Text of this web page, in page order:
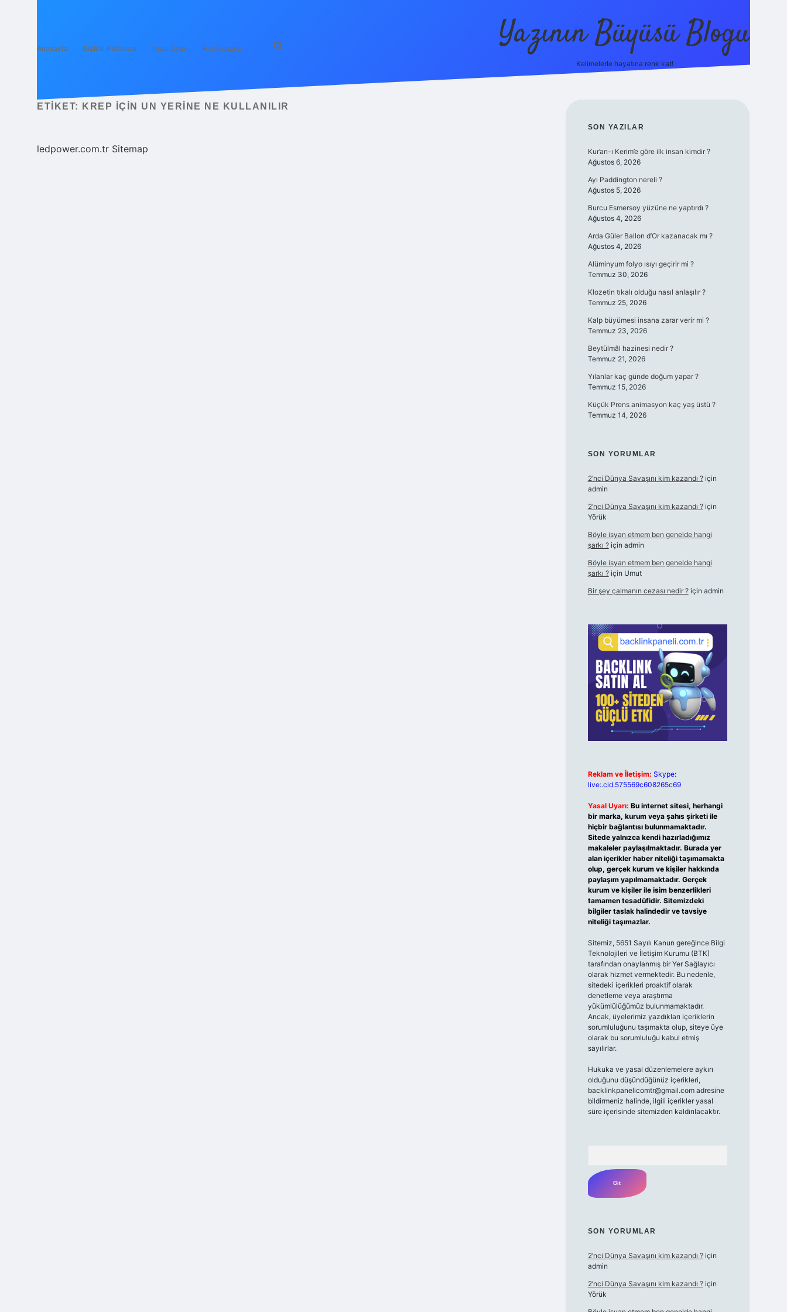
Anasayfa Gizlilik Politikası Yasal Uyarı Hakkımızda Yazının Büyüsü Blogu
Kelimelerle hayatına renk kat!
ETIKET: KREP IÇIN UN YERINE NE KULLANILIR
ledpower.com.tr Sitemap
SIDEBAR
SON YAZILAR
Kur’an-ı Kerim’e göre ilk insan kimdir ?
Ağustos 6, 2026
Ayı Paddington nereli ?
Ağustos 5, 2026
Burcu Esmersoy yüzüne ne yaptırdı ?
Ağustos 4, 2026
Arda Güler Ballon d’Or kazanacak mı ?
Ağustos 4, 2026
Alüminyum folyo ısıyı geçirir mi ?
Temmuz 30, 2026
Klozetin tıkalı olduğu nasıl anlaşılır ?
Temmuz 25, 2026
Kalp büyümesi insana zarar verir mi ?
Temmuz 23, 2026
Beytülmâl hazinesi nedir ?
Temmuz 21, 2026
Yılanlar kaç günde doğum yapar ?
Temmuz 15, 2026
Küçük Prens animasyon kaç yaş üstü ?
Temmuz 14, 2026
SON YORUMLAR
2’nci Dünya Savaşını kim kazandı ?için
admin
2’nci Dünya Savaşını kim kazandı ?için
Yörük
Böyle isyan etmem ben genelde hangi
şarkı ?için admin
Böyle isyan etmem ben genelde hangi
şarkı ?için Umut
Bir şey çalmanın cezası nedir ?için admin
Reklam ve İletişim: Skype:
live:.cid.575569c608265c69
Yasal Uyarı: Bu internet sitesi, herhangi
bir marka, kurum veya şahıs şirketi ile
hiçbir bağlantısı bulunmamaktadır.
Sitede yalnızca kendi hazırladığımız
makaleler paylaşılmaktadır. Burada yer
alan içerikler haber niteliği taşımamakta
olup, gerçek kurum ve kişiler hakkında
paylaşım yapılmamaktadır. Gerçek
kurum ve kişiler ile isim benzerlikleri
tamamen tesadüfidir. Sitemizdeki
bilgiler taslak halindedir ve tavsiye
niteliği taşımazlar.
Sitemiz, 5651 Sayılı Kanun gereğince Bilgi
Teknolojileri ve İletişim Kurumu (BTK)
tarafından onaylanmış bir Yer Sağlayıcı
olarak hizmet vermektedir. Bu nedenle,
sitedeki içerikleri proaktif olarak
denetleme veya araştırma
yükümlülüğümüz bulunmamaktadır.
Ancak, üyelerimiz yazdıkları içeriklerin
sorumluluğunu taşımakta olup, siteye üye
olarak bu sorumluluğu kabul etmiş
sayılırlar.
Hukuka ve yasal düzenlemelere aykırı
olduğunu düşündüğünüz içerikleri,
backlinkpanelicomtr@gmail.comadresine
bildirmeniz halinde, ilgili içerikler yasal
süre içerisinde sitemizden kaldırılacaktır.
SON YORUMLAR
2’nci Dünya Savaşını kim kazandı ?için
admin
2’nci Dünya Savaşını kim kazandı ?için
Yörük